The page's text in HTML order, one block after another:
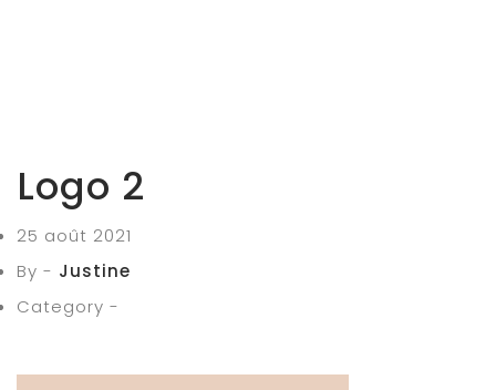
Logo 2
25 août 2021
By - Justine
Category -